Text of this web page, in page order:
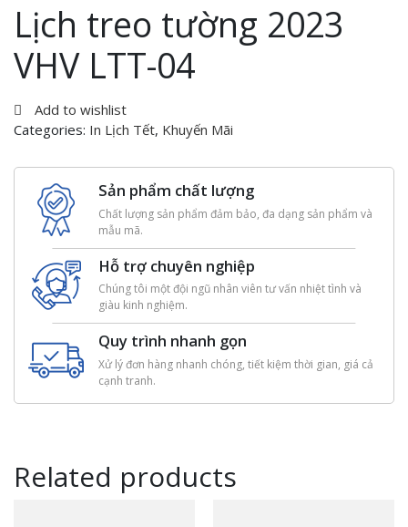
Lịch treo tường 2023
VHV LTT-04
Add to wishlist
Categories: In Lịch Tết, Khuyến Mãi
Sản phẩm chất lượng
Chất lượng sản phẩm đảm bảo, đa dạng sản phẩm và
mẫu mã.
Hỗ trợ chuyên nghiệp
Chúng tôi một đội ngũ nhân viên tư vấn nhiệt tình và
giàu kinh nghiệm.
Quy trình nhanh gọn
Xử lý đơn hàng nhanh chóng, tiết kiệm thời gian, giá cả
cạnh tranh.
Related products